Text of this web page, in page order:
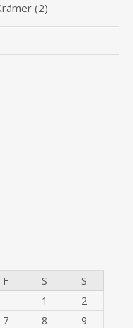
(2)
F S
S
1
2
7 8
9